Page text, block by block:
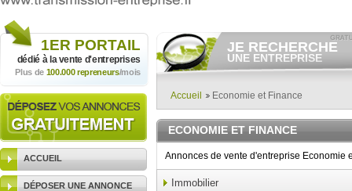
1ER PORTAIL
dédié à la vente d'entreprises
Plus de 100.000 repreneurs/mois
ACCUEIL
DÉPOSER UNE ANNONCE
JE RECHERCHE
UNE ENTREPRISE
Consulter gratuitementles
vendre.
Et/ou déposer gratuitement
votre recherche d'entreprise.
RECHERCHER UNE
ANNONCE
Accueil Economie et Finance
ECONOMIE ET FINANCE
Annonces de vente d'entreprise Economie
Immobilier